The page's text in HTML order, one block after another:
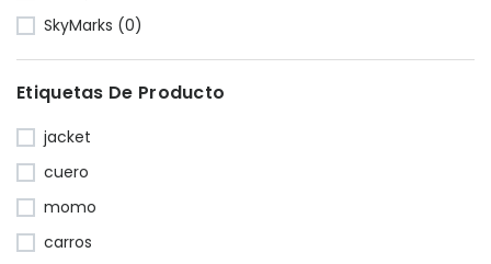
SkyMarks (0)
Etiquetas De Producto
jacket
cuero
momo
carros